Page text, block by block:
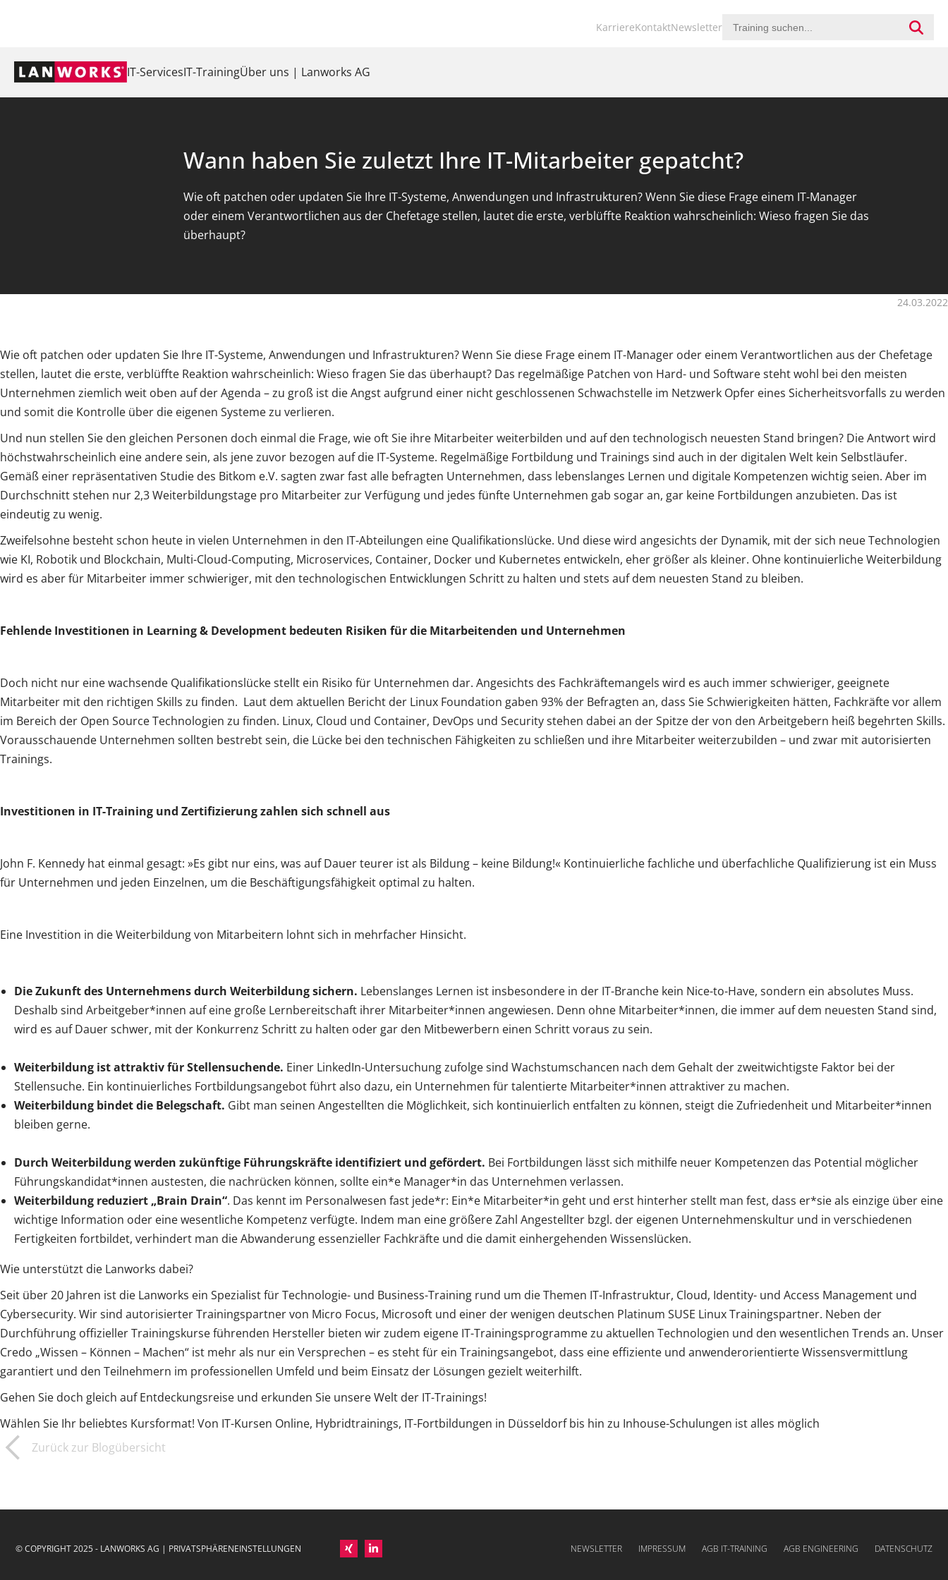
Navigation
KarriereKontaktNewsletter
überspringen
IT-ServicesIT-TrainingÜber uns | Lanworks AG
Wann haben Sie zuletzt Ihre IT-Mitarbeiter gepatcht?
Wie oft patchen oder updaten Sie Ihre IT-Systeme, Anwendungen und Infrastrukturen? Wenn Sie diese Frage einem IT-Manager
oder einem Verantwortlichen aus der Chefetage stellen, lautet die erste, verblüffte Reaktion wahrscheinlich: Wieso fragen Sie das
überhaupt?
24.03.2022
Wie oft patchen oder updaten Sie Ihre IT-Systeme, Anwendungen und Infrastrukturen? Wenn Sie diese Frage einem IT-Manager oder einem Verantwortlichen aus der Chefetage
stellen, lautet die erste, verblüffte Reaktion wahrscheinlich: Wieso fragen Sie das überhaupt? Das regelmäßige Patchen von Hard- und Software steht wohl bei den meisten
Unternehmen ziemlich weit oben auf der Agenda – zu groß ist die Angst aufgrund einer nicht geschlossenen Schwachstelle im Netzwerk Opfer eines Sicherheitsvorfalls zu werden
und somit die Kontrolle über die eigenen Systeme zu verlieren.
Und nun stellen Sie den gleichen Personen doch einmal die Frage, wie oft Sie ihre Mitarbeiter weiterbilden und auf den technologisch neuesten Stand bringen? Die Antwort wird
höchstwahrscheinlich eine andere sein, als jene zuvor bezogen auf die IT-Systeme. Regelmäßige Fortbildung und Trainings sind auch in der digitalen Welt kein Selbstläufer.
Gemäß einer repräsentativen Studie des Bitkom e.V. sagten zwar fast alle befragten Unternehmen, dass lebenslanges Lernen und digitale Kompetenzen wichtig seien. Aber im
Durchschnitt stehen nur 2,3 Weiterbildungstage pro Mitarbeiter zur Verfügung und jedes fünfte Unternehmen gab sogar an, gar keine Fortbildungen anzubieten. Das ist
eindeutig zu wenig.
Zweifelsohne besteht schon heute in vielen Unternehmen in den IT-Abteilungen eine Qualifikationslücke. Und diese wird angesichts der Dynamik, mit der sich neue Technologien
wie KI, Robotik und Blockchain, Multi-Cloud-Computing, Microservices, Container, Docker und Kubernetes entwickeln, eher größer als kleiner. Ohne kontinuierliche Weiterbildung
wird es aber für Mitarbeiter immer schwieriger, mit den technologischen Entwicklungen Schritt zu halten und stets auf dem neuesten Stand zu bleiben.
Fehlende Investitionen in Learning & Development bedeuten Risiken für die Mitarbeitenden und Unternehmen
Doch nicht nur eine wachsende Qualifikationslücke stellt ein Risiko für Unternehmen dar. Angesichts des Fachkräftemangels wird es auch immer schwieriger, geeignete
Mitarbeiter mit den richtigen Skills zu finden. Laut dem aktuellen Bericht der Linux Foundation gaben 93% der Befragten an, dass Sie Schwierigkeiten hätten, Fachkräfte vor allem
im Bereich der Open Source Technologien zu finden. Linux, Cloud und Container, DevOps und Security stehen dabei an der Spitze der von den Arbeitgebern heiß begehrten Skills.
Vorausschauende Unternehmen sollten bestrebt sein, die Lücke bei den technischen Fähigkeiten zu schließen und ihre Mitarbeiter weiterzubilden – und zwar mit autorisierten
Trainings.
Investitionen in IT-Training und Zertifizierung zahlen sich schnell aus
John F. Kennedy hat einmal gesagt: »Es gibt nur eins, was auf Dauer teurer ist als Bildung – keine Bildung!« Kontinuierliche fachliche und überfachliche Qualifizierung ist ein Muss
für Unternehmen und jeden Einzelnen, um die Beschäftigungsfähigkeit optimal zu halten.
Eine Investition in die Weiterbildung von Mitarbeitern lohnt sich in mehrfacher Hinsicht.
Die Zukunft des Unternehmens durch Weiterbildung sichern. Lebenslanges Lernen ist insbesondere in der IT-Branche kein Nice-to-Have, sondern ein absolutes Muss.
Deshalb sind Arbeitgeber*innen auf eine große Lernbereitschaft ihrer Mitarbeiter*innen angewiesen. Denn ohne Mitarbeiter*innen, die immer auf dem neuesten Stand sind,
wird es auf Dauer schwer, mit der Konkurrenz Schritt zu halten oder gar den Mitbewerbern einen Schritt voraus zu sein.
Weiterbildung ist attraktiv für Stellensuchende. Einer LinkedIn-Untersuchung zufolge sind Wachstumschancen nach dem Gehalt der zweitwichtigste Faktor bei der
Stellensuche. Ein kontinuierliches Fortbildungsangebot führt also dazu, ein Unternehmen für talentierte Mitarbeiter*innen attraktiver zu machen.
Weiterbildung bindet die Belegschaft. Gibt man seinen Angestellten die Möglichkeit, sich kontinuierlich entfalten zu können, steigt die Zufriedenheit und Mitarbeiter*innen
bleiben gerne.
Durch Weiterbildung werden zukünftige Führungskräfte identifiziert und gefördert. Bei Fortbildungen lässt sich mithilfe neuer Kompetenzen das Potential möglicher
Führungskandidat*innen austesten, die nachrücken können, sollte ein*e Manager*in das Unternehmen verlassen.
Weiterbildung reduziert „Brain Drain“. Das kennt im Personalwesen fast jede*r: Ein*e Mitarbeiter*in geht und erst hinterher stellt man fest, dass er*sie als einzige über eine
wichtige Information oder eine wesentliche Kompetenz verfügte. Indem man eine größere Zahl Angestellter bzgl. der eigenen Unternehmenskultur und in verschiedenen
Fertigkeiten fortbildet, verhindert man die Abwanderung essenzieller Fachkräfte und die damit einhergehenden Wissenslücken.
Wie unterstützt die Lanworks dabei?
Seit über 20 Jahren ist die Lanworks ein Spezialist für Technologie- und Business-Training rund um die Themen IT-Infrastruktur, Cloud, Identity- und Access Management und
Cybersecurity. Wir sind autorisierter Trainingspartner von Micro Focus, Microsoft und einer der wenigen deutschen Platinum SUSE Linux Trainingspartner. Neben der
Durchführung offizieller Trainingskurse führenden Hersteller bieten wir zudem eigene IT-Trainingsprogramme zu aktuellen Technologien und den wesentlichen Trends an. Unser
Credo „Wissen – Können – Machen“ ist mehr als nur ein Versprechen – es steht für ein Trainingsangebot, dass eine effiziente und anwenderorientierte Wissensvermittlung
garantiert und den Teilnehmern im professionellen Umfeld und beim Einsatz der Lösungen gezielt weiterhilft.
Gehen Sie doch gleich auf Entdeckungsreise und erkunden Sie unsere Welt der IT-Trainings!
Wählen Sie Ihr beliebtes Kursformat! Von IT-Kursen Online, Hybridtrainings, IT-Fortbildungen in Düsseldorf bis hin zu Inhouse-Schulungen ist alles möglich
Zurück zur Blogübersicht
© COPYRIGHT 2025 - LANWORKS AG | PRIVATSPHÄRENEINSTELLUNGEN NEWSLETTER IMPRESSUM AGB IT-TRAINING AGB ENGINEERING DATENSCHUTZ